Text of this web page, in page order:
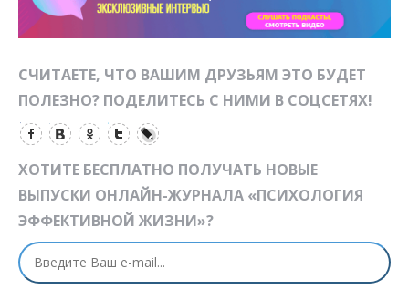
СЧИТАЕТЕ, ЧТО ВАШИМ ДРУЗЬЯМ ЭТО БУДЕТ
ПОЛЕЗНО? ПОДЕЛИТЕСЬ С НИМИ В СОЦСЕТЯХ!
ХОТИТЕ БЕСПЛАТНО ПОЛУЧАТЬ НОВЫЕ
ВЫПУСКИ ОНЛАЙН-ЖУРНАЛА «ПСИХОЛОГИЯ
ЭФФЕКТИВНОЙ ЖИЗНИ»?